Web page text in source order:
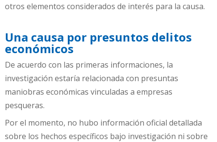
otros elementos considerados de interés para la causa.
Una causa por presuntos delitos
económicos
De acuerdo con las primeras informaciones, la
investigación estaría relacionada con presuntas
maniobras económicas vinculadas a empresas
pesqueras.
Por el momento, no hubo información oficial detallada
sobre los hechos específicos bajo investigación ni sobre